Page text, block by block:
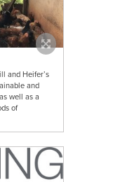
and Heifer’s
and
well as a
of